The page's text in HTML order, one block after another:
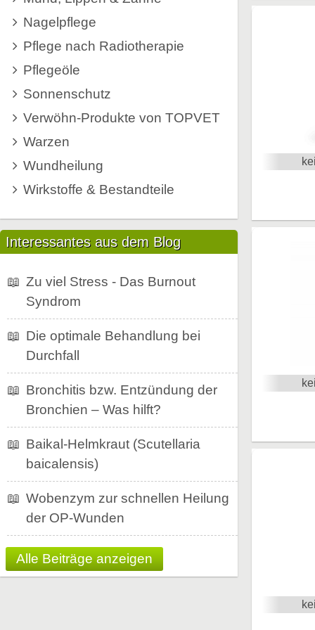
Nagelpflege
Pflege nach Radiotherapie
Pflegeöle
Sonnenschutz
Verwöhn-Produkte von TOPVET
Warzen
Wundheilung
Wirkstoffe & Bestandteile
Interessantes aus dem Blog
📖 Zu viel Stress - Das Burnout
Syndrom
📖 Die optimale Behandlung bei
Durchfall
📖 Bronchitis bzw. Entzündung der
Bronchien – Was hilft?
📖 Baikal-Helmkraut (Scutellaria
baicalensis)
📖 Wobenzym zur schnellen Heilung
der OP-Wunden
Alle Beiträge anzeigen